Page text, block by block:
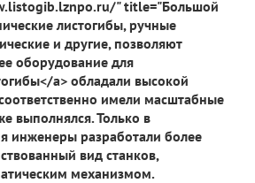
" title="Большой
листогибы, ручные
и другие, позволяют
оборудование для
a> обладали высокой
имели масштабные
выполнялся. Только в
инженеры разработали более
вид станков,
механизмом.